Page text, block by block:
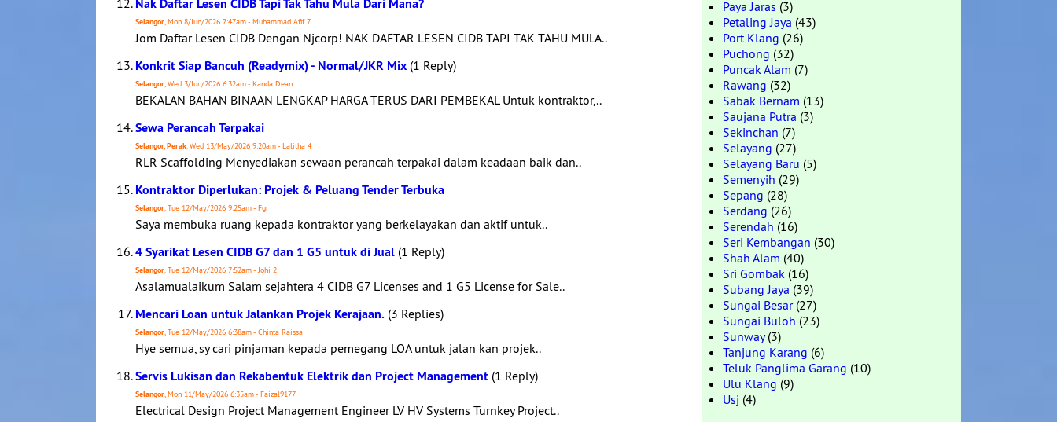
Nak Daftar Lesen CIDB Tapi Tak Tahu Mula Dari Mana?
Selangor, Mon 8/Jun/2026 7:47am - Muhammad Afif 7
Jom Daftar Lesen CIDB Dengan Njcorp! NAK DAFTAR LESEN CIDB TAPI TAK TAHU MULA..
Konkrit Siap Bancuh (Readymix) - Normal/JKR Mix (1 Reply)
Selangor, Wed 3/Jun/2026 6:32am - Kanda Dean
BEKALAN BAHAN BINAAN LENGKAP HARGA TERUS DARI PEMBEKAL Untuk kontraktor,..
Sewa Perancah Terpakai
Selangor, Perak, Wed 13/May/2026 9:20am - Lalitha 4
RLR Scaffolding Menyediakan sewaan perancah terpakai dalam keadaan baik dan..
Kontraktor Diperlukan: Projek & Peluang Tender Terbuka
Selangor, Tue 12/May/2026 9:25am - Fgr
Saya membuka ruang kepada kontraktor yang berkelayakan dan aktif untuk..
4 Syarikat Lesen CIDB G7 dan 1 G5 untuk di Jual (1 Reply)
Selangor, Tue 12/May/2026 7:52am - Johi 2
Asalamualaikum Salam sejahtera 4 CIDB G7 Licenses and 1 G5 License for Sale..
Mencari Loan untuk Jalankan Projek Kerajaan. (3 Replies)
Selangor, Tue 12/May/2026 6:38am - Chinta Raissa
Hye semua, sy cari pinjaman kepada pemegang LOA untuk jalan kan projek..
Servis Lukisan dan Rekabentuk Elektrik dan Project Management (1 Reply)
Selangor, Mon 11/May/2026 6:35am - Faizal9177
Electrical Design Project Management Engineer LV HV Systems Turnkey Project..
Paya Jaras (3)
Petaling Jaya (43)
Port Klang (26)
Puchong (32)
Puncak Alam (7)
Rawang (32)
Sabak Bernam (13)
Saujana Putra (3)
Sekinchan (7)
Selayang (27)
Selayang Baru (5)
Semenyih (29)
Sepang (28)
Serdang (26)
Serendah (16)
Seri Kembangan (30)
Shah Alam (40)
Sri Gombak (16)
Subang Jaya (39)
Sungai Besar(27)
Sungai Buloh (23)
Sunway(3)
Tanjung Karang (6)
Teluk Panglima Garang (10)
Ulu Klang (9)
Usj (4)